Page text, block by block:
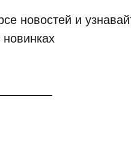
новостей и